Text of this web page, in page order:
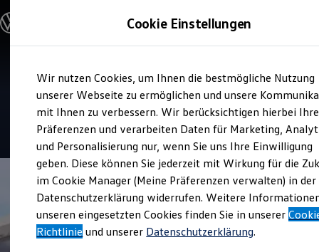
Hauptinhalt
springen
Footer
springen
Modelle & Konfigurator
Nutzfahrzeugkategorien entdecken
Modelle konfigurieren
Vorgängermodelle und Oldtimer
Vorgängermodelle
Oldtimer
Bulli Historie
Branchenlösungen & Gewerbekunden
Umbaulösungen und Hersteller finden
Auf- und Umbauten entdecken & konfigurieren
Groß- und Sonderkunden
Großkunden
Kommunen & Behörden
Journalisten
Sportvereine
Branchenlösungen
Service
Autohaus Leinfelder
4.8| 62 Bewertungen
Cookie Einstellungen
Wir nutzen Cookies, um Ihnen die bestmögliche Nutzung
unserer Webseite zu ermöglichen und unsere
mit Ihnen zu verbessern. Wir berücksichtigen hierbei Ihre
Präferenzen und verarbeiten Daten für Marketing,
und Personalisierung nur, wenn Sie uns Ihre Einwilligung
geben. Diese können Sie jederzeit mit Wirkung für die
im Cookie Manager (Meine Präferenzen verwalten) in der
Datenschutzerklärung widerrufen. Weitere
unseren eingesetzten Cookies finden Sie in unserer
Richtlinie und unserer Datenschutzerklärung.